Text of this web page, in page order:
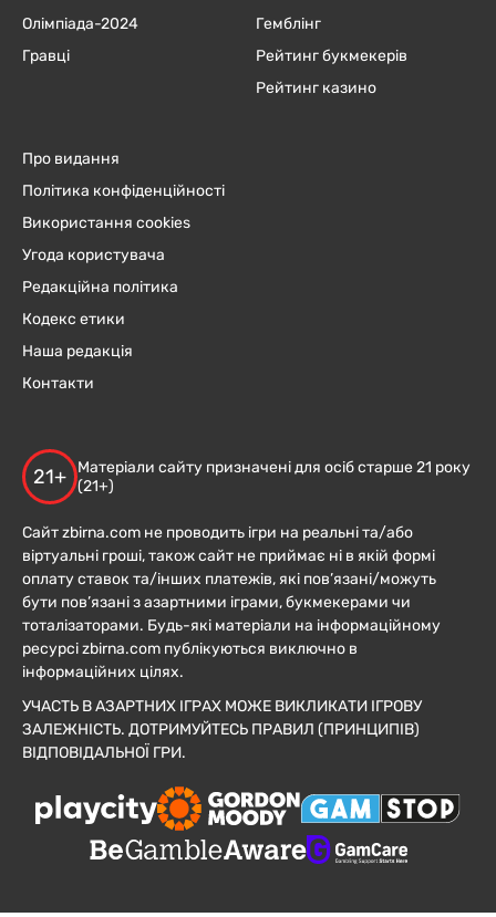
Олімпіада-2024
Гравці
Гемблінг
Рейтинг букмекерів
Рейтинг казино
Про видання
Політика конфіденційності
Використання cookies
Угода користувача
Редакційна політика
Кодекс етики
Наша редакція
Контакти
21+
Матеріали сайту призначені для осіб старше 21 року
(21+)
Сайт zbirna.com не проводить ігри на реальні та/або
віртуальні гроші, також сайт не приймає ні в якій формі
оплату ставок та/інших платежів, які пов’язані/можуть
бути пов’язані з азартними іграми, букмекерами чи
тоталізаторами. Будь-які матеріали на інформаційному
ресурсі zbirna.com публікуються виключно в
інформаційних цілях.
УЧАСТЬ В АЗАРТНИХ ІГРАХ МОЖЕ ВИКЛИКАТИ ІГРОВУ
ЗАЛЕЖНІСТЬ. ДОТРИМУЙТЕСЬ ПРАВИЛ (ПРИНЦИПІВ)
ВІДПОВІДАЛЬНОЇ ГРИ.